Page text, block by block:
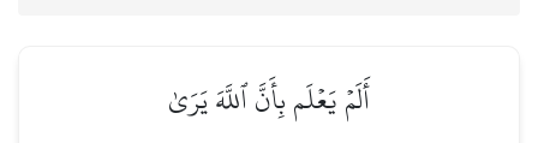
أَلَمۡ يَعۡلَم بِأَنَّ ٱللَّهَ يَرَىٰ